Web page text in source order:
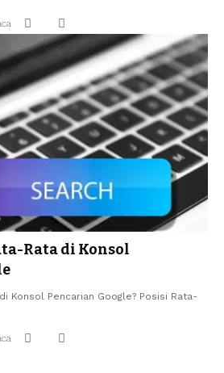
Rata di Konsol
Konsol Pencarian Google? Posisi Rata-